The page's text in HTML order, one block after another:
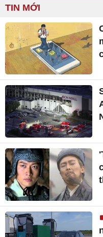
TIN MỚI